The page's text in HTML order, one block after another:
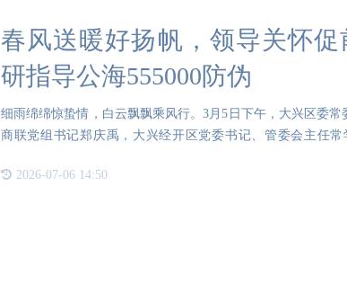
春风送暖好扬帆，领导关怀
研指导公海555000防伪
细雨绵绵惊蛰情，白云飘飘乘风行。3月5日下午，大兴区委
商联党组书记郑庆禹，大兴经开区党委书记、管委会主任
2026-07-06 14:50